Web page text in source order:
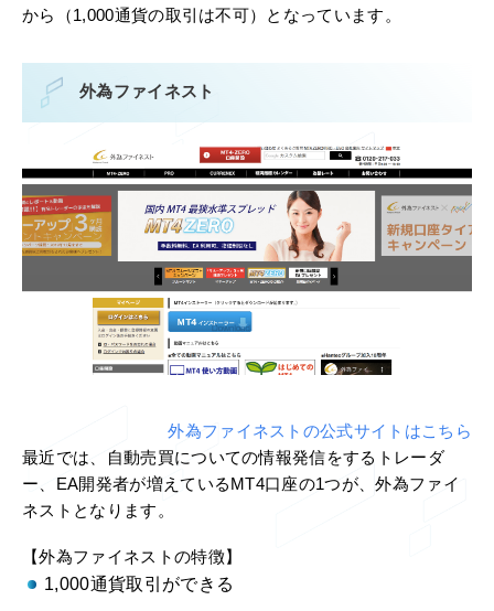
から（1,000通貨の取引は不可）となっています。
外為ファイネスト
外為ファイネストの公式サイトはこちら
最近では、自動売買についての情報発信をするトレーダ
ー、EA開発者が増えているMT4口座の1つが、外為ファイ
ネストとなります。
【外為ファイネストの特徴】
1,000通貨取引ができる